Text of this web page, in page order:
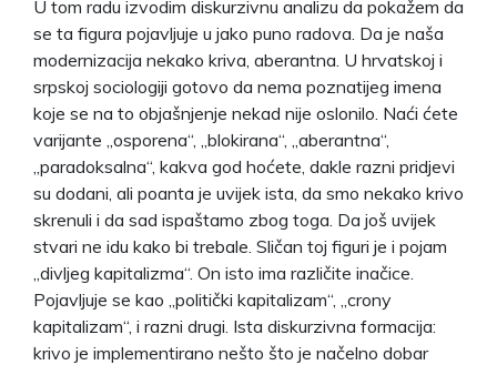
U tom radu izvodim diskurzivnu analizu da pokažem da
se ta figura pojavljuje u jako puno radova. Da je naša
modernizacija nekako kriva, aberantna. U hrvatskoj i
srpskoj sociologiji gotovo da nema poznatijeg imena
koje se na to objašnjenje nekad nije oslonilo. Naći ćete
varijante „osporena“, „blokirana“, „aberantna“,
„paradoksalna“, kakva god hoćete, dakle razni pridjevi
su dodani, ali poanta je uvijek ista, da smo nekako krivo
skrenuli i da sad ispaštamo zbog toga. Da još uvijek
stvari ne idu kako bi trebale. Sličan toj figuri je i pojam
„divljeg kapitalizma“. On isto ima različite inačice.
Pojavljuje se kao „politički kapitalizam“, „crony
kapitalizam“, i razni drugi. Ista diskurzivna formacija:
krivo je implementirano nešto što je načelno dobar